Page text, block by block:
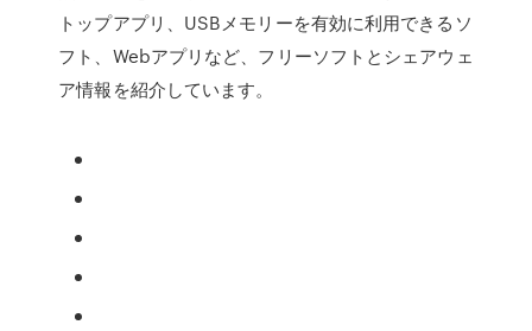
トップアプリ、USBメモリーを有効に利用できるソ
フト、Webアプリなど、フリーソフトとシェアウェ
ア情報を紹介しています。